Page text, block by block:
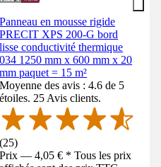
Panneau en mousse rigide
PRECIT XPS 200-G bord
lisse conductivité thermique
034 1250 mm x 600 mm x 20
mm paquet = 15 m²
Moyenne des avis : 4.6 de 5
étoiles. 25 Avis clients.
(25)
Prix — 4,05 € * Tous les prix